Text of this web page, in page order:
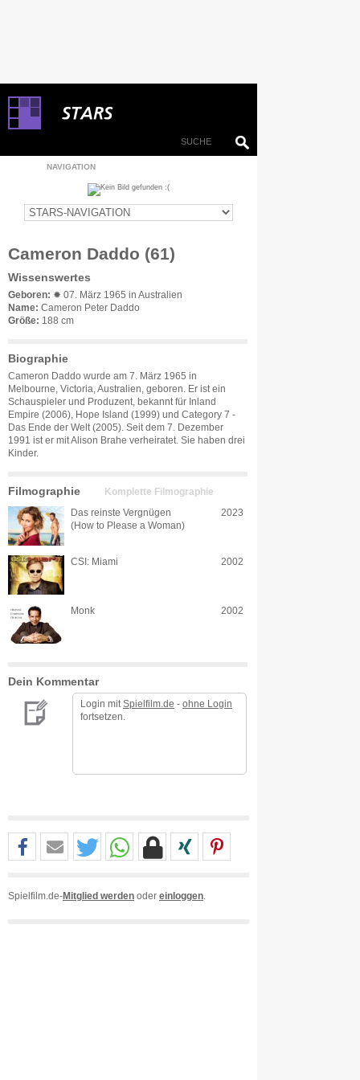
NAVIGATION
Cameron Daddo (61)
Wissenswertes
Geboren: ✹ 07. März 1965 in Australien
Name: Cameron Peter Daddo
Größe: 188 cm
Biographie
Cameron Daddo wurde am 7. März 1965 in
Melbourne, Victoria, Australien, geboren. Er ist ein
Schauspieler und Produzent, bekannt für Inland
Empire (2006), Hope Island (1999) und Category 7 -
Das Ende der Welt (2005). Seit dem 7. Dezember
1991 ist er mit Alison Brahe verheiratet. Sie haben drei
Kinder.
Filmographie Komplette Filmographie
Das reinste Vergnügen
(How to Please a Woman)
2023
CSI: Miami 2002
Monk 2002
Dein Kommentar
Login mit Spielfilm.de - ohne Login
fortsetzen.
Spielfilm.de-Mitglied werden oder einloggen